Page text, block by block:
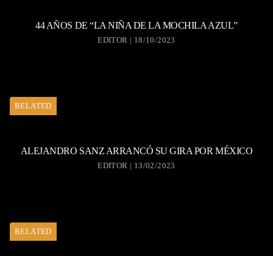
44 AÑOS DE “LA NIÑA DE LA MOCHILA AZUL”
EDITOR | 18/10/2023
RELATED
ALEJANDRO SANZ ARRANCÓ SU GIRA POR MÉXICO
EDITOR | 13/02/2023
RELATED